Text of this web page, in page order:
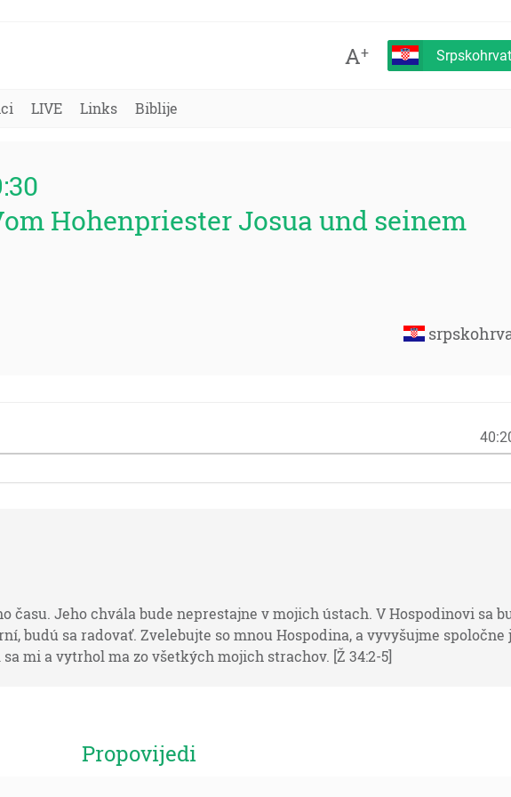
A+
LIVE Links Biblije
Hohenpriester Josua und seinem
času. Jeho chvála bude neprestajne v mojich ústach. V Hospodinovi sa
budú sa radovať. Zvelebujte so mnou Hospodina, a vyvyšujme spoločne
mi a vytrhol ma zo všetkých mojich strachov. [Ž 34:2-5]
Propovijedi